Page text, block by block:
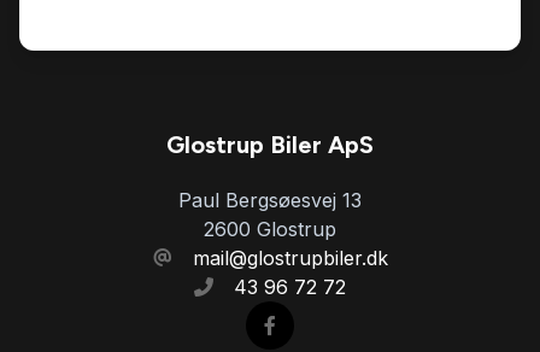
Glostrup Biler ApS
Paul Bergsøesvej 13
2600 Glostrup
mail@glostrupbiler.dk
43 96 72 72